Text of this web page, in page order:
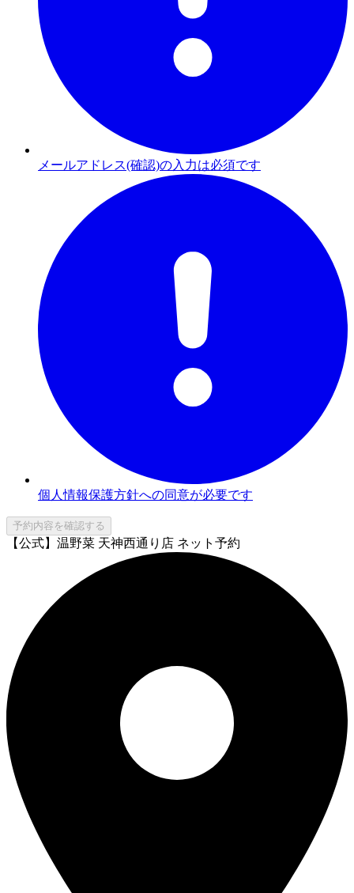
メールアドレス(確認)の入力は必須です
個人情報保護方針への同意が必要です
予約内容を確認する
【公式】温野菜 天神西通り店 ネット予約